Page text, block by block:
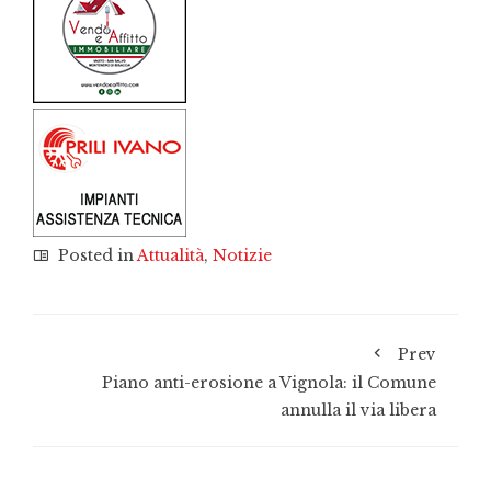
Posted inAttualità, Notizie
Prev
Piano anti-erosione a Vignola: il Comune
annulla il via libera